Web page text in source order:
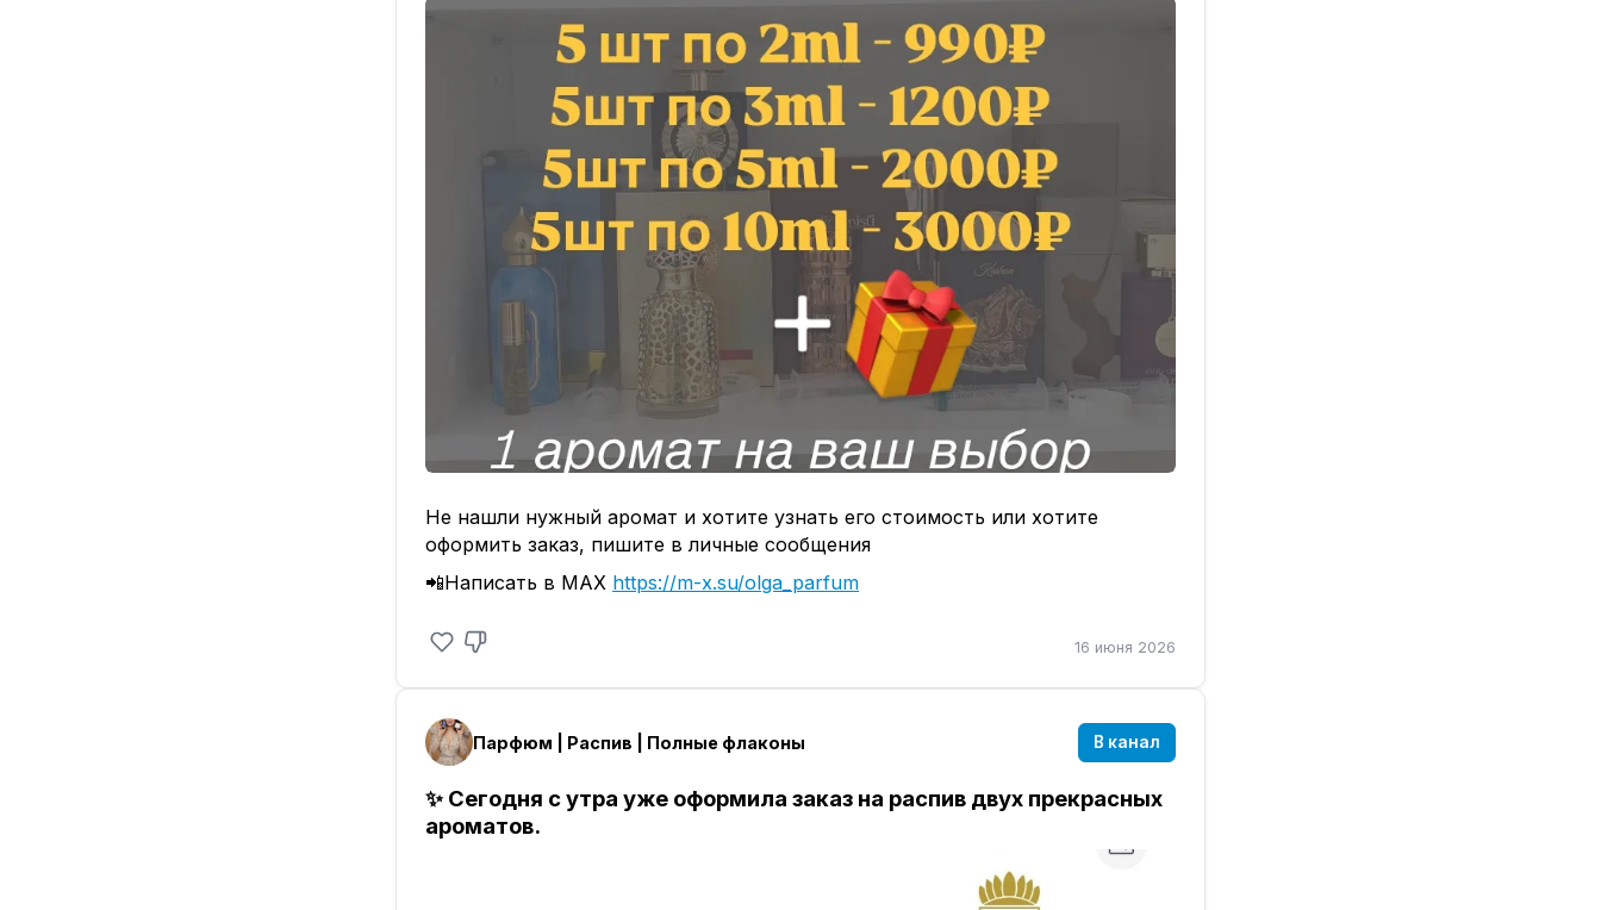
Не нашли нужный аромат и хотите узнать его стоимость или хотите
оформить заказ, пишите в личные сообщения
📲Написать в МАХ https://m-x.su/olga_parfum
16 июня 2026
Парфюм | Распив | Полные флаконы В канал
✨ Сегодня с утра уже оформила заказ на распив двух прекрасных
ароматов.